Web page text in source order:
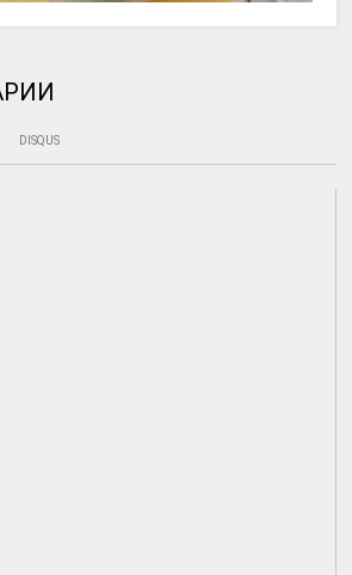
DISQUS